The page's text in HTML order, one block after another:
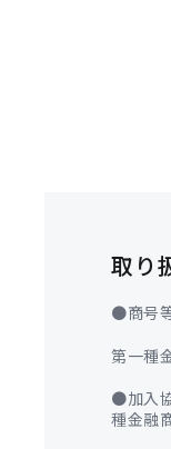
取り
●商号
第一種
●加入
種金融